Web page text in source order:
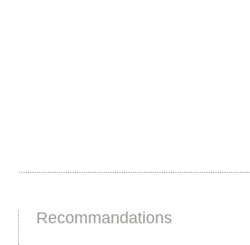
Recommandations